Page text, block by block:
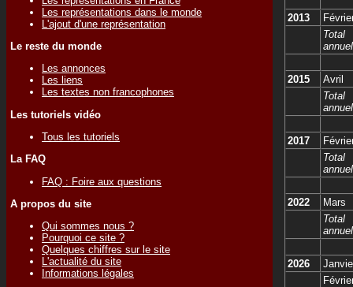
Les représentations dans le monde
L'ajout d'une représentation
Le reste du monde
Les annonces
Les liens
Les textes non francophones
Les tutoriels vidéo
Tous les tutoriels
La FAQ
FAQ : Foire aux questions
A propos du site
Qui sommes nous ?
Pourquoi ce site ?
Quelques chiffres sur le site
L'actualité du site
Informations légales
2013
Total
annuel
2015
Avril
Total
annuel
2017
Total
annuel
2022
Mars
Total
annuel
2026